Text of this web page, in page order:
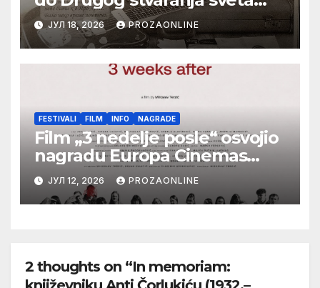
(bilo neko vreme pošteno)
(autor- Zlatomira Sremca,
Botoš 2022. godine, samizdat)
ЈУЛ 18, 2026 PROZAONLINE
FESTIVALI FILM INFO NAGRADE
Film „3 nedelje posle“ osvojio
nagradu Europa Cinemas
Label na Filmskom festivalu u
Karlovim Varima
ЈУЛ 12, 2026 PROZAONLINE
2 thoughts on “In memoriam: